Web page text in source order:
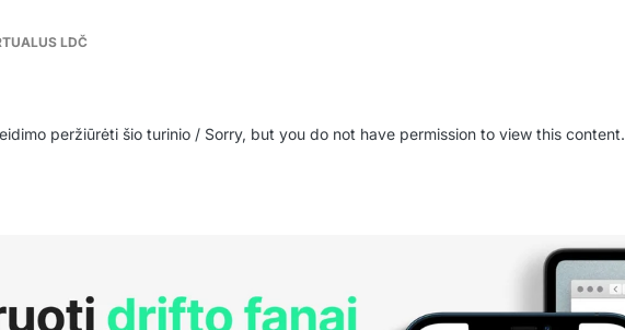
LDČ
peržiūrėti šio turinio / Sorry, but you do not have permission to view this content.